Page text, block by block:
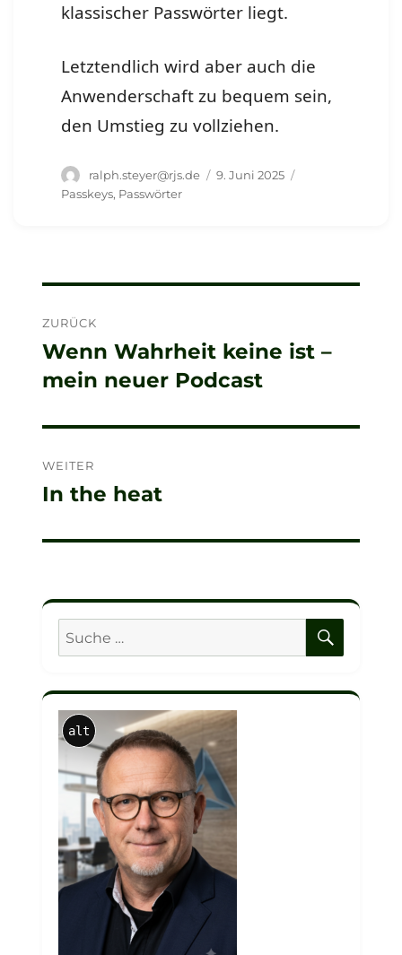
klassischer Passwörter liegt.
Letztendlich wird aber auch die
Anwenderschaft zu bequem sein,
den Umstieg zu vollziehen.
Autor
ralph.steyer@rjs.de
Veröffentlicht
9. Juni 2025
Passkeys, Passwörter
ZURÜCK
Vorheriger
Beitrag:
Wenn Wahrheit keine ist –
mein neuer Podcast
WEITER
Nächster
In the heat
Suche
nach:
alt